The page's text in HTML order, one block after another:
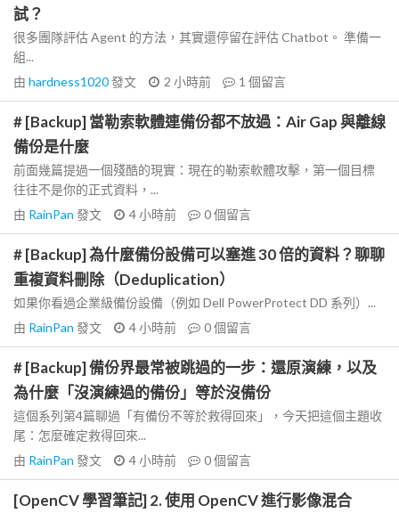
試？
很多團隊評估 Agent 的方法，其實還停留在評估 Chatbot。 準備一
組...
由 hardness1020發文 2 小時前 1 個留言
# [Backup] 當勒索軟體連備份都不放過：Air Gap 與離線
備份是什麼
前面幾篇提過一個殘酷的現實：現在的勒索軟體攻擊，第一個目標
往往不是你的正式資料，...
由 RainPan 發文 4 小時前 0個留言
# [Backup] 為什麼備份設備可以塞進 30 倍的資料？聊聊
重複資料刪除（Deduplication）
如果你看過企業級備份設備（例如 Dell PowerProtect DD 系列）...
由 RainPan 發文 4 小時前 0個留言
# [Backup] 備份界最常被跳過的一步：還原演練，以及
為什麼「沒演練過的備份」等於沒備份
這個系列第4篇聊過「有備份不等於救得回來」，今天把這個主題收
尾：怎麼確定救得回來...
由 RainPan 發文 4 小時前 0個留言
[OpenCV 學習筆記] 2. 使用 OpenCV 進行影像混合